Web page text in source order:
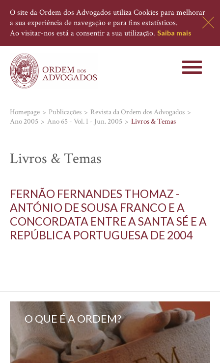
O site da Ordem dos Advogados utiliza Cookies para melhorar
a sua experiência de navegação e para fins estatísticos.
Ao visitar-nos está a consentir a sua utilização. Saiba mais
Toggle
Homepage Publicações
Revista da Ordem dos Advogados
Ano 2005
Ano 65 - Vol. I - Jun. 2005 Livros & Temas
Livros & Temas
FERNÃO FERNANDES THOMAZ -
ANTÓNIO DE SOUSA FRANCO E A
CONCORDATA ENTRE A SANTA SÉ E A
REPÚBLICA PORTUGUESA DE 2004
O QUE É A ORDEM?